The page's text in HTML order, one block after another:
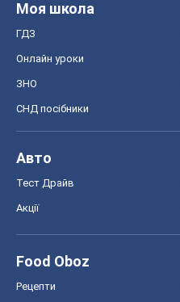
Моя школа
ГДЗ
Онлайн уроки
ЗНО
СНД посібники
Авто
Тест Драйв
Акції
Food Oboz
Рецепти